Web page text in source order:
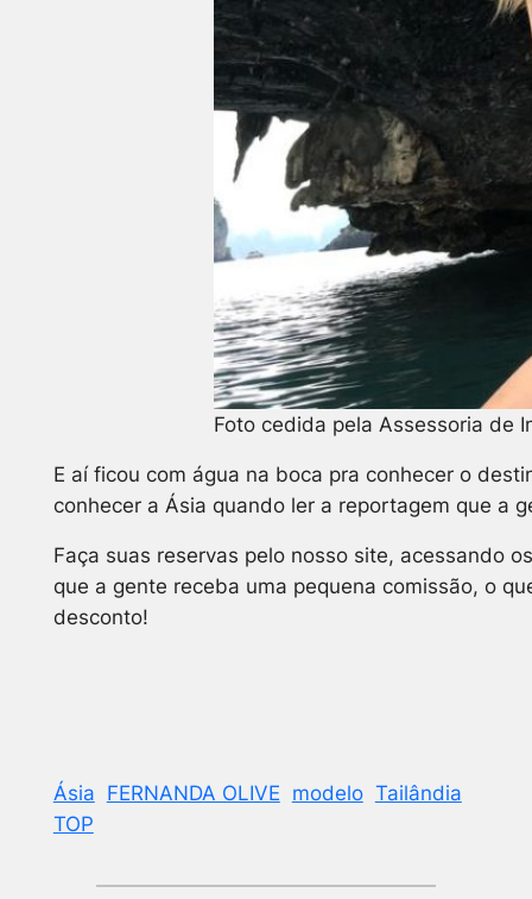
Foto cedida pela Assessoria de
E aí ficou com água na boca pra conhecer o
conhecer a Ásia quando ler a reportagem que a
Faça suas reservas pelo nosso site, acessando
que a gente receba uma pequena comissão, o
desconto!
Ásia FERNANDA OLIVE modelo Tailândia
TOP